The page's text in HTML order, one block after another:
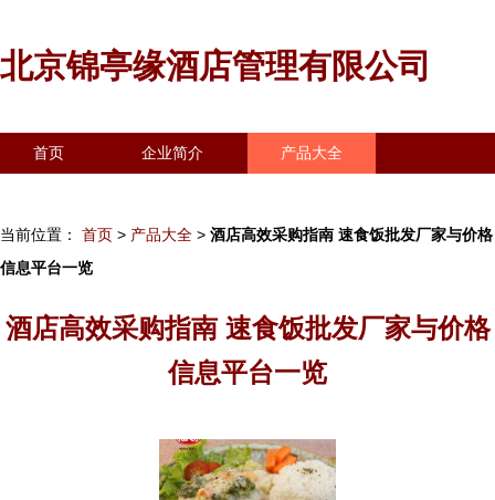
北京锦亭缘酒店管理有限公司
首页 企业简介 产品大全
当前位置： 首页 > 产品大全 > 酒店高效采购指南 速食饭批发厂家与价格
信息平台一览
酒店高效采购指南 速食饭批发厂家与价格
信息平台一览